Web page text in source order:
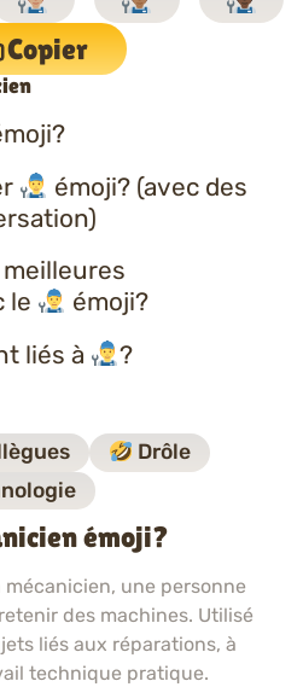
Copier
émoji? (avec des
le
émoji?
liés à
?
Drôle
émoji?
une personne
des machines. Utilisé
liés aux réparations, à
technique pratique.